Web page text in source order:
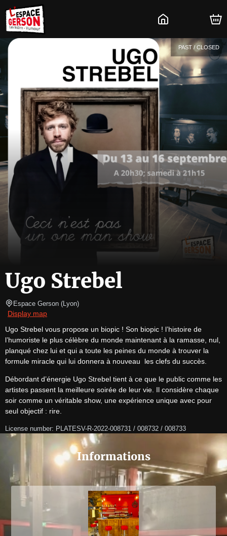
PAST / CLOSED
Ugo Strebel
Espace Gerson (Lyon)
Display map
Ugo Strebel vous propose un biopic ! Son biopic ! l’histoire de
l’humoriste le plus célèbre du monde maintenant à la ramasse, nul,
planqué chez lui et qui a toute les peines du monde à trouver la
formule miracle qui lui donnera à nouveau  les clefs du succès.
Débordant d’énergie Ugo Strebel tient à ce que le public comme les
artistes passent la meilleure soirée de leur vie. Il considère chaque
soir comme un véritable show, une expérience unique avec pour
seul objectif : rire.
License number: PLATESV-R-2022-008731 / 008732 / 008733
Informations